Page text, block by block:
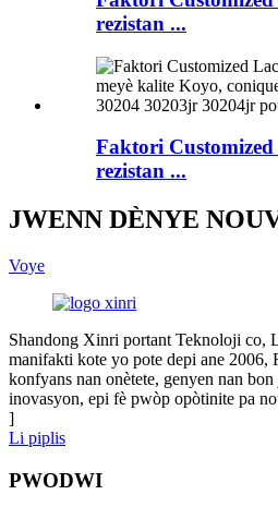
rezistan ...
Faktori
rezistan ...
JWENN DÈNYE
Voye
Shandong Xinri portant Teknoloji co,
manifakti kote yo pote depi ane 2006,
konfyans nan onètete, genyen nan
inovasyon, epi fè pwòp opòtinite pa
]
Li piplis
PWODWI